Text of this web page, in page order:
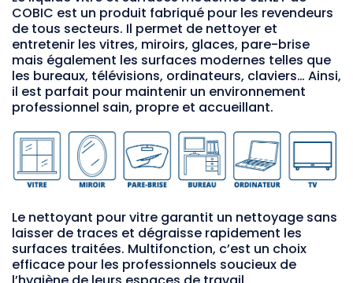
COBIC est un produit fabriqué pour les revendeurs
de tous secteurs. Il permet de nettoyer et
entretenir les vitres, miroirs, glaces, pare-brise
mais également les surfaces modernes telles que
les bureaux, télévisions, ordinateurs, claviers… Ainsi,
il est parfait pour maintenir un environnement
professionnel sain, propre et accueillant.
Le nettoyant pour vitre garantit un nettoyage sans
laisser de traces et dégraisse rapidement les
surfaces traitées. Multifonction, c’est un choix
efficace pour les professionnels soucieux de